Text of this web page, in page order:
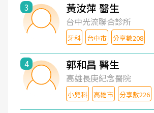
3 黃汝萍 醫生
台中光流聯合診所
牙科 台中市 分享數208
4 郭和昌 醫生
高雄長庚紀念醫院
小兒科 高雄市 分享數226